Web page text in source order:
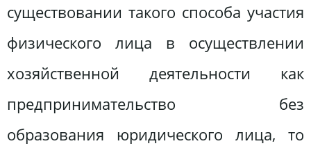
существовании такого способа участия
физического лица в осуществлении
хозяйственной деятельности как
предпринимательство без
образования юридического лица, то